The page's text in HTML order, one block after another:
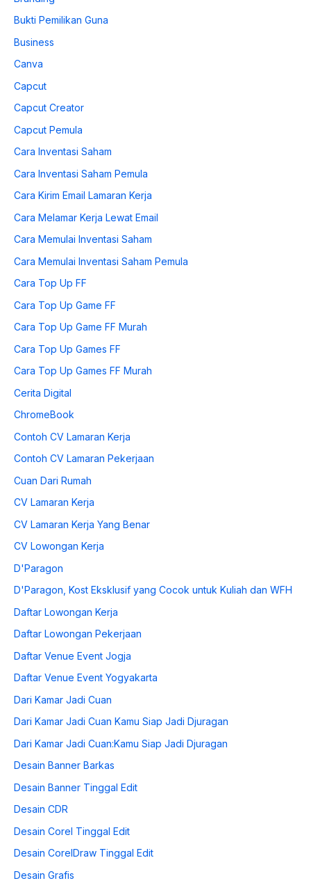
Bukti Pemilikan Guna
Business
Canva
Capcut
Capcut Creator
Capcut Pemula
Cara Inventasi Saham
Cara Inventasi Saham Pemula
Cara Kirim Email Lamaran Kerja
Cara Melamar Kerja Lewat Email
Cara Memulai Inventasi Saham
Cara Memulai Inventasi Saham Pemula
Cara Top Up FF
Cara Top Up Game FF
Cara Top Up Game FF Murah
Cara Top Up Games FF
Cara Top Up Games FF Murah
Cerita Digital
ChromeBook
Contoh CV Lamaran Kerja
Contoh CV Lamaran Pekerjaan
Cuan Dari Rumah
CV Lamaran Kerja
CV Lamaran Kerja Yang Benar
CV Lowongan Kerja
D'Paragon
D'Paragon, Kost Eksklusif yang Cocok untuk Kuliah dan WFH
Daftar Lowongan Kerja
Daftar Lowongan Pekerjaan
Daftar Venue Event Jogja
Daftar Venue Event Yogyakarta
Dari Kamar Jadi Cuan
Dari Kamar Jadi Cuan Kamu Siap Jadi Djuragan
Dari Kamar Jadi Cuan:Kamu Siap Jadi Djuragan
Desain Banner Barkas
Desain Banner Tinggal Edit
Desain CDR
Desain Corel Tinggal Edit
Desain CorelDraw Tinggal Edit
Desain Grafis